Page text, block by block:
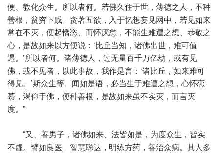
便、教化众生。所以者何。若佛久住于世，薄德之人，不种
善根，贫穷下贱，贪著五欲，入于忆想妄见网中，若见如来
常在不灭，便起憍恣、而怀厌怠，不能生难遭之想、恭敬之
心，是故如来以方便说：‘比丘当知，诸佛出世，难可值
遇。’所以者何。诸薄德人，过无量百千万亿劫，或有见
佛，或不见者，以此事故，我作是言：‘诸比丘，如来难可
得见。’斯众生等、闻如是语，必当生于难遭之想，心怀恋
慕，渴仰于佛，便种善根，是故如来虽不实灭，而言灭
度。”
“又、善男子，诸佛如来、法皆如是，为度众生，皆实
不虚。譬如良医，智慧聪达，明练方药，善治众病。其人多